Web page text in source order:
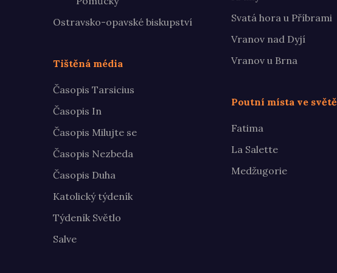
Ostravsko-opavské biskupství
Tištěná média
Časopis Tarsicius
Časopis In
Časopis Milujte se
Časopis Nezbeda
Časopis Duha
Katolický týdeník
Týdeník Světlo
Salve
Svatá hora u Příbrami
Vranov nad Dyjí
Vranov u Brna
Poutní místa ve světě
Fatima
La Salette
Medžugorie